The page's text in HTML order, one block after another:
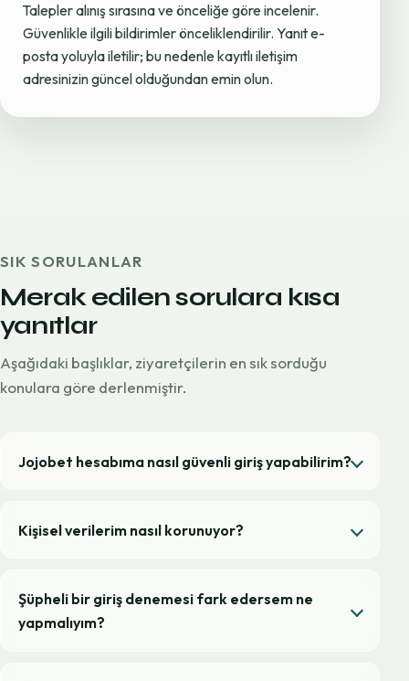
Talepler alınış sırasına ve önceliğe göre incelenir.
Güvenlikle ilgili bildirimler önceliklendirilir. Yanıt e-
posta yoluyla iletilir; bu nedenle kayıtlı iletişim
adresinizin güncel olduğundan emin olun.
SIK SORULANLAR
Merak edilen sorulara kısa
yanıtlar
Aşağıdaki başlıklar, ziyaretçilerin en sık sorduğu
konulara göre derlenmiştir.
Jojobet hesabıma nasıl güvenli giriş yapabilirim?
Kişisel verilerim nasıl korunuyor?
Şüpheli bir giriş denemesi fark edersem ne
yapmalıyım?